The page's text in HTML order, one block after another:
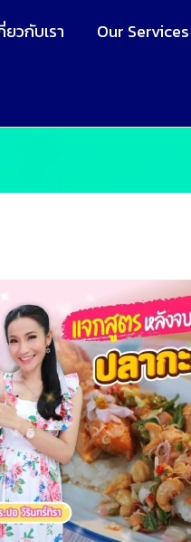
ยวกับเรา Our Services